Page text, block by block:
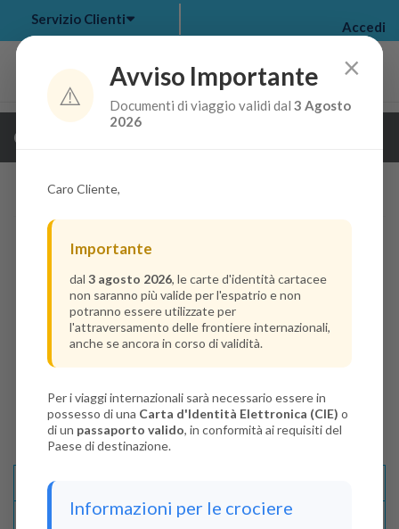
my bookings >
Servizio Clienti Accedi
Guarda i dettagli della crociera
Disponibilità
×
⚠️
Avviso Importante
Documenti di viaggio validi dal3 Agosto
2026
Caro Cliente,
Importante
dal 3 agosto 2026, le carte d'identità cartacee
non saranno più valide per l'espatrio e non
potranno essere utilizzate per
l'attraversamento delle frontiere internazionali,
anche se ancora in corso di validità.
Per i viaggi internazionali sarà necessario essere in
possesso di una Carta d'Identità Elettronica (CIE) o
di un passaporto valido, in conformità ai requisiti del
Paese di destinazione.
Informazioni per le crociere